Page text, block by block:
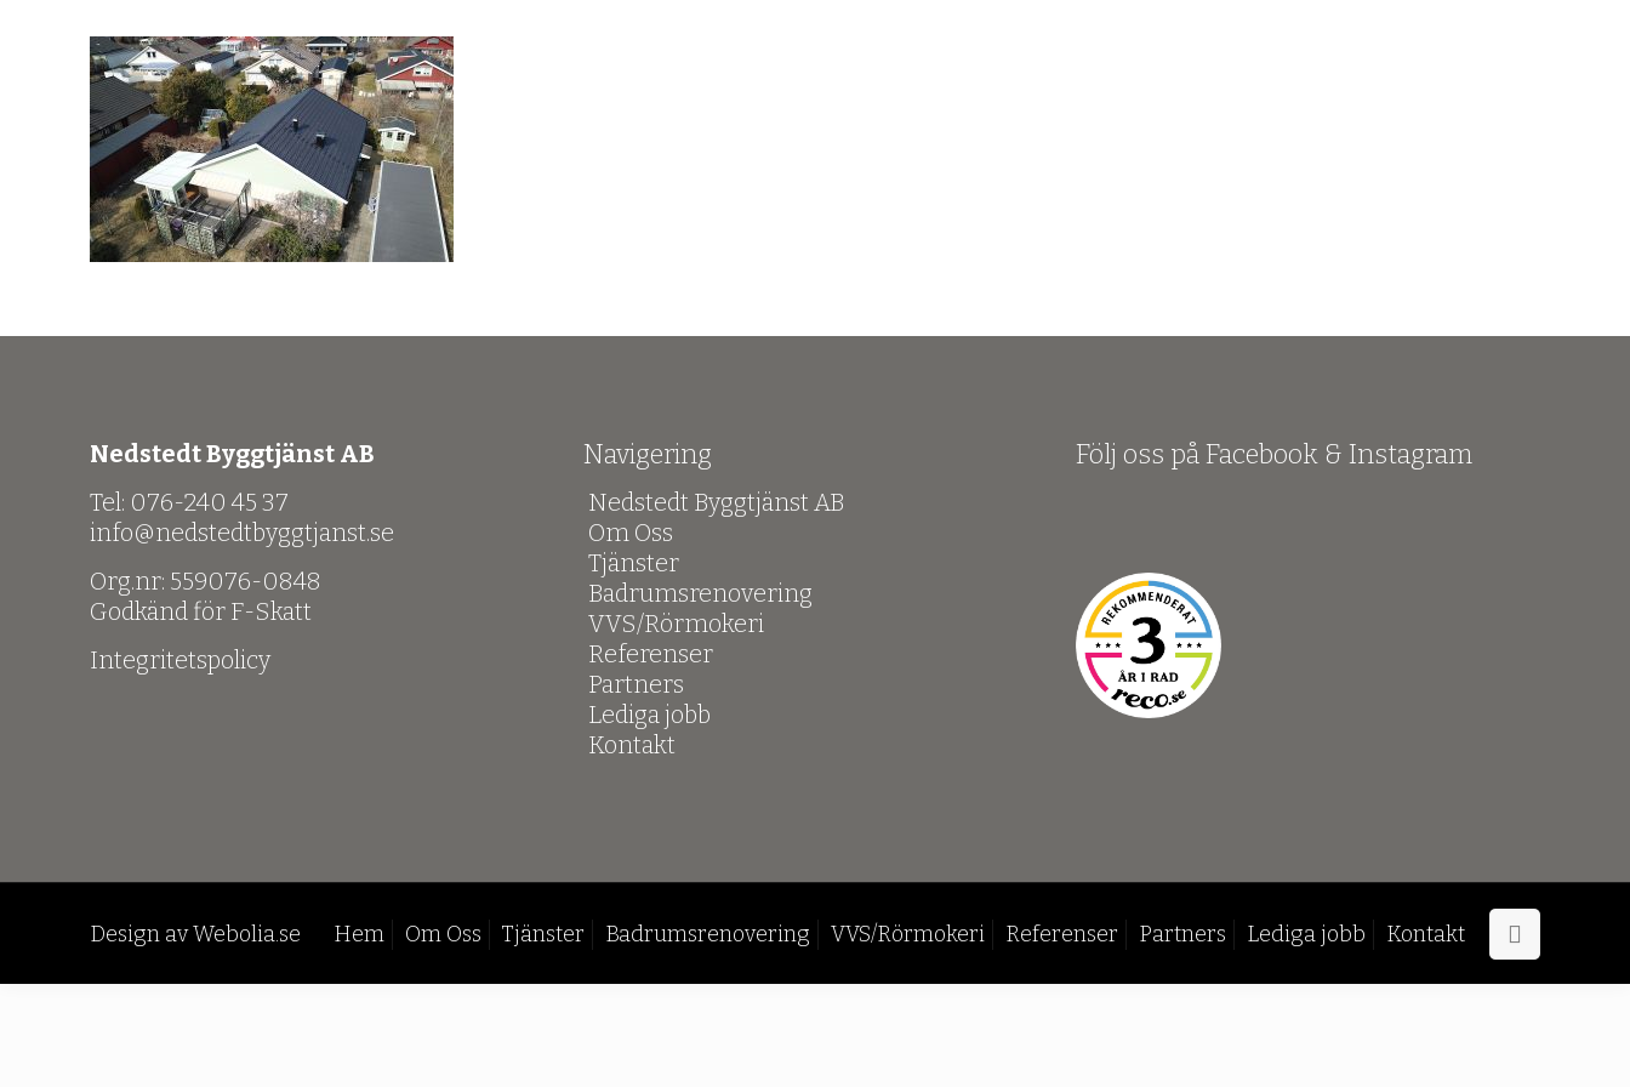
Nedstedt Byggtjänst AB
Tel: 076-240 45 37
info@nedstedtbyggtjanst.se
Org.nr: 559076-0848
Godkänd för F-Skatt
Integritetspolicy
Navigering
Nedstedt Byggtjänst AB
Om Oss
Tjänster
Badrumsrenovering
VVS/Rörmokeri
Referenser
Partners
Lediga jobb
Kontakt
Följ oss på Facebook & Instagram
Design avWebolia.se Hem Om Oss Tjänster Badrumsrenovering VVS/Rörmokeri Referenser Partners Lediga jobb Kontakt